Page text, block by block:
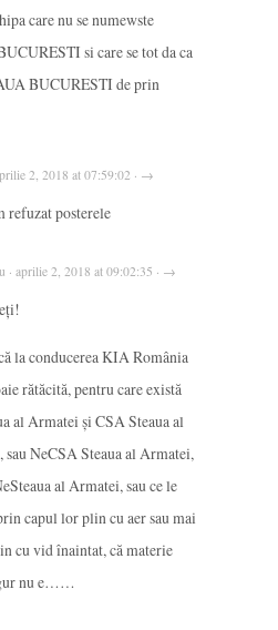
care nu se numewste
si care se tot da ca
BUCURESTI de prin
2, 2018 at 07:59:02 · →
refuzat posterele
· aprilie 2, 2018 at 09:02:35 · →
la conducerea KIA România
rătăcită, pentru care există
al Armatei și CSA Steaua al
sau NeCSA Steaua al Armatei,
al Armatei, sau ce le
capul lor plin cu aer sau mai
cu vid înaintat, că materie
nu e……